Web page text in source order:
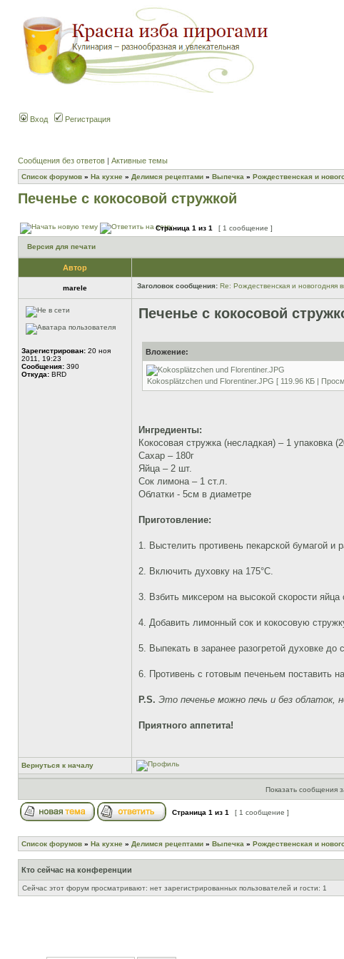
Вход Регистрация
Сообщения без ответов | Активные темы
Список форумов » На кухне » Делимся рецептами » Выпечка » Рождественская и
Печенье с кокосовой стружкой
Страница 1 из 1 [ 1 сообщение ]
Версия для печати
Автор
marele Заголовок сообщения: Re: Рождественская и новогодняя
Зарегистрирован: 20 ноя
2011, 19:23
Сообщения: 390
Откуда: BRD
Печенье с кокосовой
Вложение:
Kokosplätzchen und Florentiner.JPG [ 119.96 КБ |
Ингредиенты:
Кокосовая стружка (несладкая) – 1 упаковка
Сахар – 180г
Яйца – 2 шт.
Сок лимона – 1 ст.л.
Облатки - 5см в диаметре
Приготовление:
1. Выстелить противень пекарской бумагой и
2. Включить духовку на 175°C.
3. Взбить миксером на высокой скорости яйца
4. Добавить лимонный сок и кокосовую
5. Выпекать в заранее разогретой духовке до
6. Противень с готовым печеньем поставить
P.S. Это печенье можно печь и без облаток,
Приятного аппетита!
Вернуться к началу
Показать сообщения
Страница 1 из 1 [ 1 сообщение ]
Список форумов » На кухне » Делимся рецептами » Выпечка » Рождественская и
Кто сейчас на конференции
Сейчас этот форум просматривают: нет зарегистрированных пользователей и гости: 1